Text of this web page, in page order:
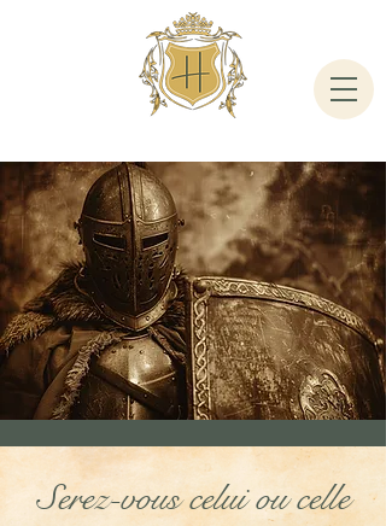
Serez-vous celui ou celle